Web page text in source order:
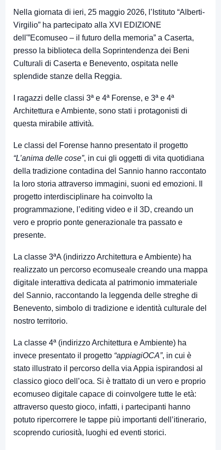
Nella giornata di ieri, 25 maggio 2026, l’Istituto “Alberti-
Virgilio” ha partecipato alla XVI EDIZIONE
dell'”Ecomuseo – il futuro della memoria” a Caserta,
presso la biblioteca della Soprintendenza dei Beni
Culturali di Caserta e Benevento, ospitata nelle
splendide stanze della Reggia.
I ragazzi delle classi 3ª e 4ª Forense, e 3ª e 4ª
Architettura e Ambiente, sono stati i protagonisti di
questa mirabile attività.
Le classi del Forense hanno presentato il progetto
“L’anima delle cose”, in cui gli oggetti di vita quotidiana
della tradizione contadina del Sannio hanno raccontato
la loro storia attraverso immagini, suoni ed emozioni. Il
progetto interdisciplinare ha coinvolto la
programmazione, l’editing video e il 3D, creando un
vero e proprio ponte generazionale tra passato e
presente.
La classe 3ªA (indirizzo Architettura e Ambiente) ha
realizzato un percorso ecomuseale creando una mappa
digitale interattiva dedicata al patrimonio immateriale
del Sannio, raccontando la leggenda delle streghe di
Benevento, simbolo di tradizione e identità culturale del
nostro territorio.
La classe 4ª (indirizzo Architettura e Ambiente) ha
invece presentato il progetto “appiagiOCA”, in cui è
stato illustrato il percorso della via Appia ispirandosi al
classico gioco dell’oca. Si è trattato di un vero e proprio
ecomuseo digitale capace di coinvolgere tutte le età:
attraverso questo gioco, infatti, i partecipanti hanno
potuto ripercorrere le tappe più importanti dell’itinerario,
scoprendo curiosità, luoghi ed eventi storici.